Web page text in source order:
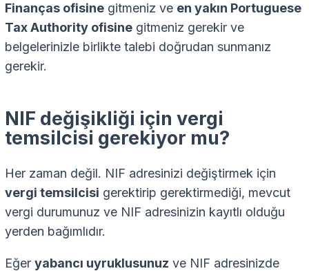
Finanças ofisine gitmeniz ve en yakın Portuguese
Tax Authority ofisine gitmeniz gerekir ve
belgelerinizle birlikte talebi doğrudan sunmanız
gerekir.
NIF değişikliği için vergi
temsilcisi gerekiyor mu?
Her zaman değil. NIF adresinizi değiştirmek için
vergi temsilcisi gerektirip gerektirmediği, mevcut
vergi durumunuz ve NIF adresinizin kayıtlı olduğu
yerden bağımlıdır.
Eğer yabancı uyruklusunuz ve NIF adresinizde